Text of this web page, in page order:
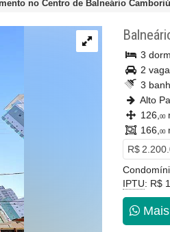
no Centro de Balneário
3
2
3
Alto
126, 00
166, 00
R$
IPTU: R$